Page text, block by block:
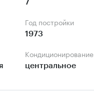
7
Год постройки
1973
Кондиционирование
центральное